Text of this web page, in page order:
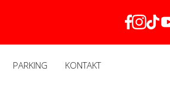
PARKING KONTAKT